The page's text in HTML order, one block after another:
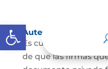
Abrir barra de
Autenticaciones
Es cuando el
de que las firmas